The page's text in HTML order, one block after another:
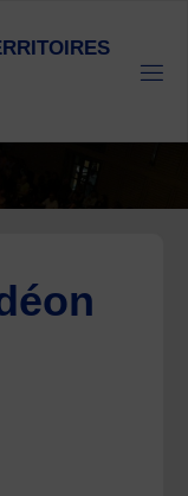
RRITOIRES